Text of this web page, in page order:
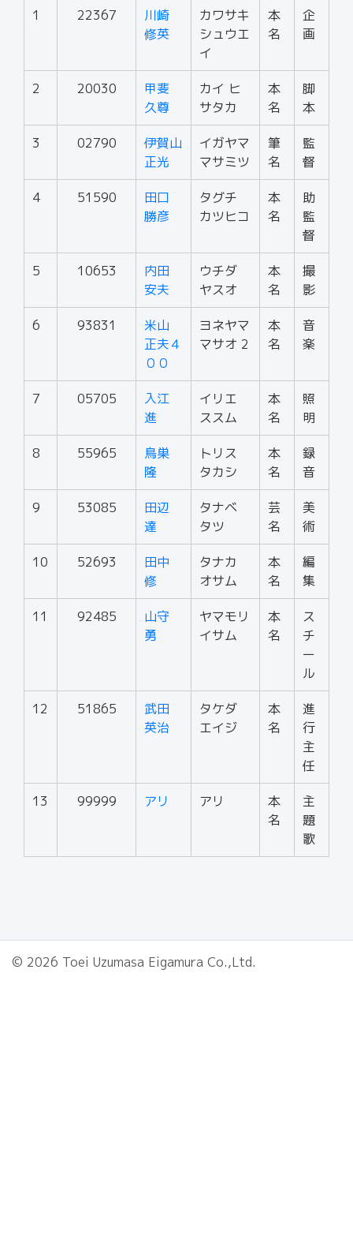
1 22367
川崎
修英
カワサキ
シュウエ
イ
本
名
企
画
2 20030
甲斐
久尊
カイ ヒ
サタカ
本
名
脚
本
3 02790
伊賀山
正光
イガヤマ
マサミツ
筆
名
監
督
4 51590
田口
勝彦
タグチ
カツヒコ
本
名
助
監
督
5 10653
内田
安夫
ウチダ
ヤスオ
本
名
撮
影
6 93831
米山
正夫４
００
ヨネヤマ
マサオ 2
本
名
音
楽
7 05705
入江
進
イリエ
ススム
本
名
照
明
8 55965
鳥巣
隆
トリス
タカシ
本
名
録
音
9 53085
田辺
達
タナベ
タツ
芸
名
美
術
10 52693
田中
修
タナカ
オサム
本
名
編
集
11 92485
山守
勇
ヤマモリ
イサム
本
名
ス
チ
ー
ル
12 51865
武田
英治
タケダ
エイジ
本
名
進
行
主
任
13 99999 アリ アリ
本
名
主
題
歌
© 2026 Toei Uzumasa Eigamura Co.,Ltd.